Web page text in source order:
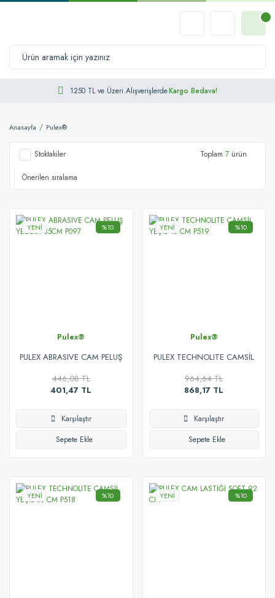
1250 TL ve Üzeri AlışverişlerdeKargo Bedava!
Anasayfa Pulex®
Stoktakiler Toplam 7 ürün
YENİ %10
Pulex®
PULEX ABRASIVE CAM PELUŞ
446,08 TL
401,47 TL
Karşılaştır
Sepete Ekle
YENİ %10
Pulex®
PULEX TECHNOLITE CAMSİL
964,64 TL
868,17 TL
Karşılaştır
Sepete Ekle
YENİ %10 YENİ %10